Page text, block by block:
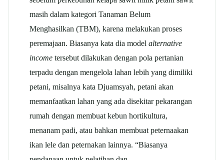
masih dalam kategori Tanaman Belum
Menghasilkan (TBM), karena melakukan proses
peremajaan. Biasanya kata dia model alternative
income tersebut dilakukan dengan pola pertanian
terpadu dengan mengelola lahan lebih yang dimiliki
petani, misalnya kata Djuamsyah, petani akan
memanfaatkan lahan yang ada disekitar pekarangan
rumah dengan membuat kebun hortikultura,
menanam padi, atau bahkan membuat peternaakan
ikan lele dan peternakan lainnya. “Biasanya